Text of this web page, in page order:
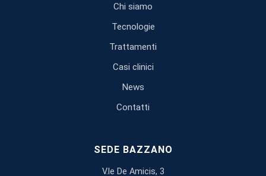
Chi siamo
Tecnologie
Trattamenti
Casi clinici
News
Contatti
SEDE BAZZANO
V.le De Amicis, 3